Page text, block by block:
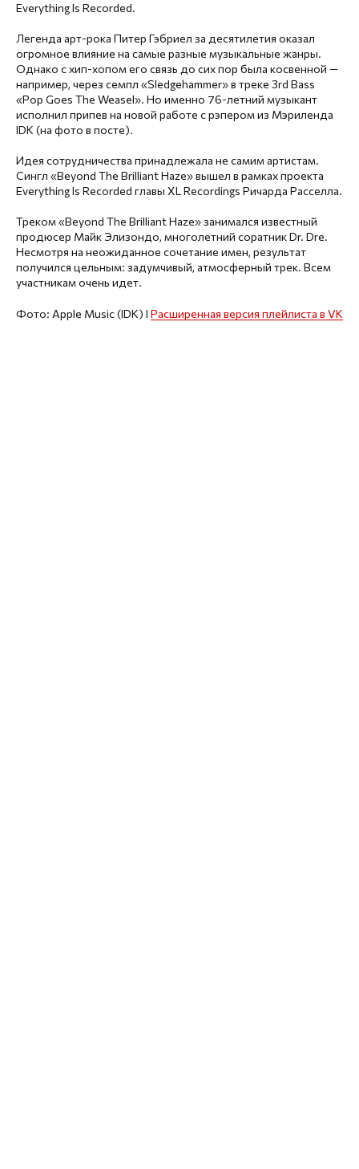
Everything Is Recorded.
Легенда арт-рока Питер Гэбриел за десятилетия оказал
огромное влияние на самые разные музыкальные жанры.
Однако с хип-хопом его связь до сих пор была косвенной —
например, через семпл «Sledgehammer» в треке 3rd Bass
«Pop Goes The Weasel». Но именно 76-летний музыкант
исполнил припев на новой работе с рэпером из Мэриленда
IDK (на фото в посте).
Идея сотрудничества принадлежала не самим артистам.
Сингл «Beyond The Brilliant Haze» вышел в рамках проекта
Everything Is Recorded главы XL Recordings Ричарда Расселла.
Треком «Beyond The Brilliant Haze» занимался известный
продюсер Майк Элизондо, многолетний соратник Dr. Dre.
Несмотря на неожиданное сочетание имен, результат
получился цельным: задумчивый, атмосферный трек. Всем
участникам очень идет.
Фото: Apple Music (IDK) I Расширенная версия плейлиста в VK